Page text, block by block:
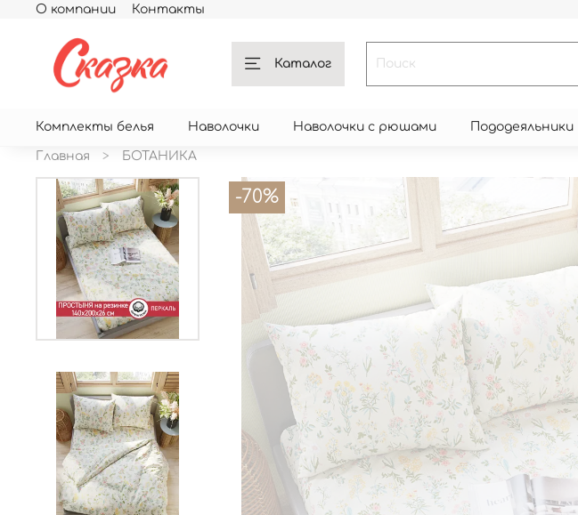
О компании Контакты
Каталог
Комплекты белья Наволочки Наволочки с рюшами Пододеяльники
Главная БОТАНИКА
-70%